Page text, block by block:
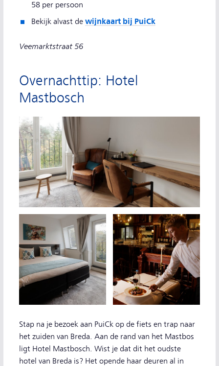
58 per persoon
Bekijk alvast de wijnkaart bij PuiCk
Veemarktstraat 56
Overnachttip: Hotel
Mastbosch
Stap na je bezoek aan PuiCk op de fiets en trap naar
het zuiden van Breda. Aan de rand van het Mastbos
ligt Hotel Mastbosch. Wist je dat dit het oudste
hotel van Breda is? Het opende haar deuren al in